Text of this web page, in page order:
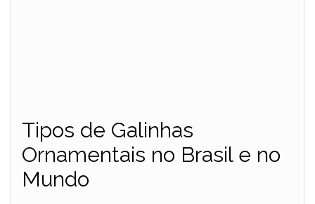
Tipos de Galinhas
Ornamentais no Brasil e no
Mundo